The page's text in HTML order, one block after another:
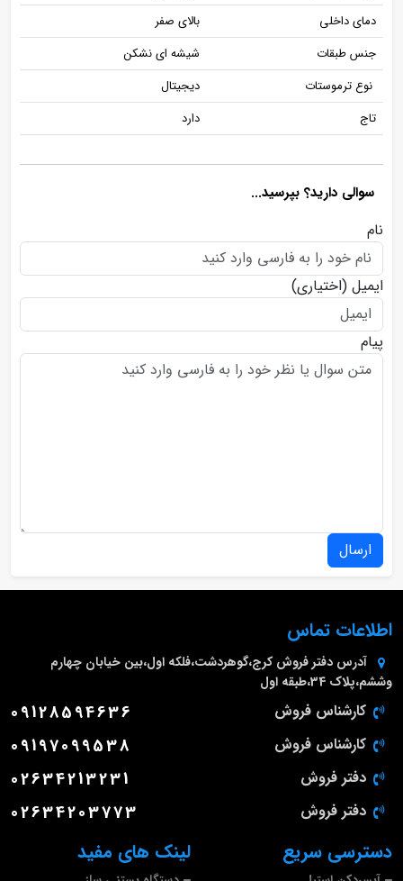
دمای داخلی
بالای صفر
جنس طبقات
شیشه ای نشکن
نوع ترموستات
دیجیتال
تاج
دارد
سوالی دارید؟ بپرسید...
نام
ایمیل (اختیاری)
پیام
ارسال
لینک های مفید دسترسی سریع
اطلاعات تماس
آدرس دفتر فروش کرج،گوهردشت،فلکه اول،بین خیابان چهارم
وششم،پلاک 34،طبقه اول
کارشناس فروش 09128594636
کارشناس فروش 09197099538
دفتر فروش 02634213231
دفتر فروش 02634203773